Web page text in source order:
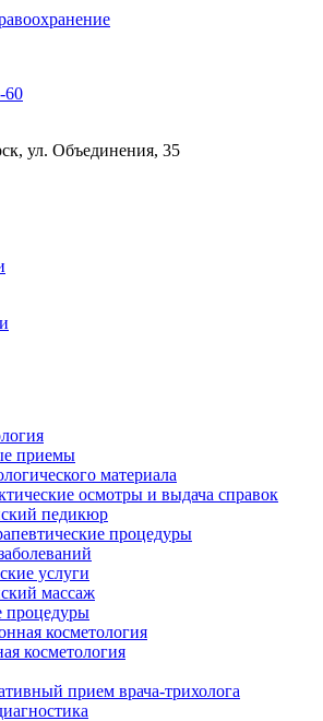
60
ул. Объединения, 35
приемы
материала
осмотры и выдача справок
педикюр
процедуры
услуги
массаж
процедуры
косметология
косметология
прием врача-трихолога